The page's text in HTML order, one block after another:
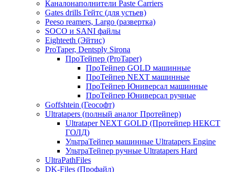
Каналонаполнители Paste Carriers
Gates drills Гейтс (для устьев)
Peeso reamers, Largo (развертка)
SOCO и SANI файлы
Eighteeth (Эйтис)
ProTaper, Dentsply Sirona
ПроТейпер (ProTaper)
ПроТейпер GOLD машинные
ПроТейпер NEXT машинные
ПроТейпер Юниверсал машинные
ПроТейпер Юниверсал ручные
Goffshtein (Геософт)
Ultratapers (полный аналог Протейпер)
Ultrataper NEXT GOLD (Протейпер НЕКСТ
ГОЛД)
УльтраТейпер машинные Ultratapers Engine
УльтраТейпер ручные Ultratapers Hard
UltraPathFiles
DK-Files (Профайл)